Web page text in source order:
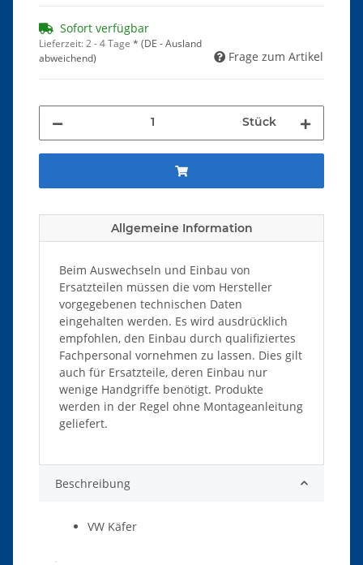
Sofort verfügbar
Lieferzeit:2 - 4 Tage * (DE - Ausland
abweichend)
Frage zum Artikel
Stück
Allgemeine Information
Beim Auswechseln und Einbau von
Ersatzteilen müssen die vom Hersteller
vorgegebenen technischen Daten
eingehalten werden. Es wird ausdrücklich
empfohlen, den Einbau durch qualifiziertes
Fachpersonal vornehmen zu lassen. Dies gilt
auch für Ersatzteile, deren Einbau nur
wenige Handgriffe benötigt. Produkte
werden in der Regel ohne Montageanleitung
geliefert.
Beschreibung
VW Käfer